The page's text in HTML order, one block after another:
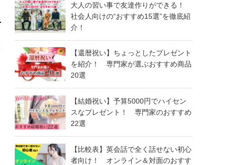
大人の習い事で友達作りができる！
社会人向けの“おすすめ15選”を徹底紹
介！
【還暦祝い】ちょっとしたプレゼント
を紹介！ 専門家が選ぶおすすめ商品
20選
【結婚祝い】予算5000円でハイセン
スなプレゼント！ 専門家のおすすめ
22選
【比較表】英会話で全く話せない初心
者向け！ オンライン＆対面のおすす